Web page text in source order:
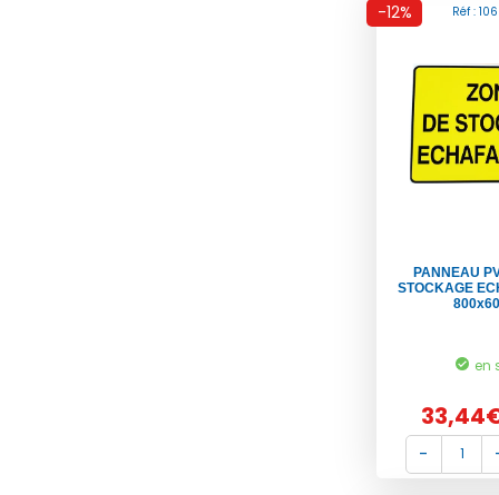
-12% Réf :
PANNEAU
STOCKAGE
en